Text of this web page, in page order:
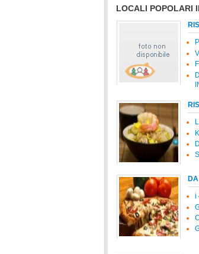
LOCALI POPOLARI
i